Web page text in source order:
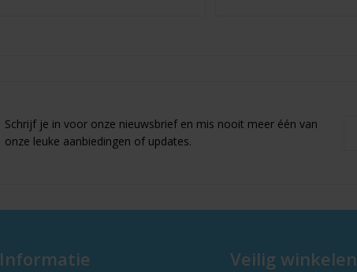
Schrijf je in voor onze nieuwsbrief en mis nooit meer één van
onze leuke aanbiedingen of updates.
Informatie Veilig winkelen